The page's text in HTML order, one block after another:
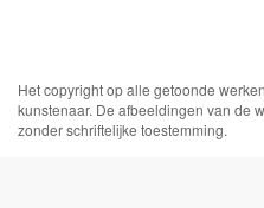
Het copyright op alle getoonde
kunstenaar. De afbeeldingen van de
zonder schriftelijke toestemming.